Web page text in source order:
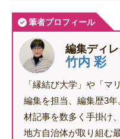
筆者プロフィール
編集ディ
竹内 彩
「縁結び大学」や「マ
編集を担当、編集歴3
材記事を数多く手掛け
地方自治体が取り組む